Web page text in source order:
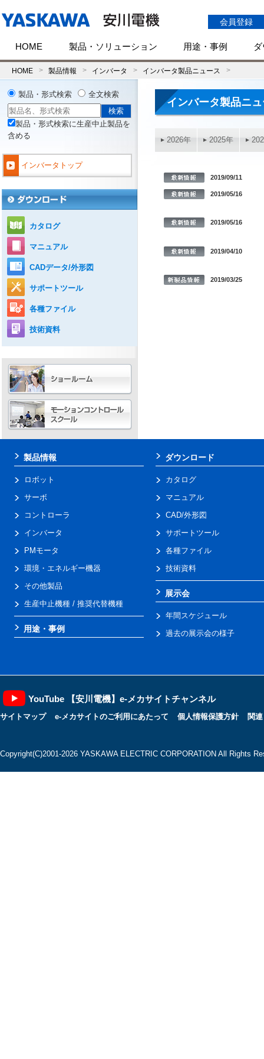
会員登録
HOME 製品・ソリューション 用途・事例
HOME 製品情報 インバータ インバータ製品ニュース
インバータ製品ニ
2026年 2025年
2019/09/11
2019/05/16
2019/05/16
2019/04/10
2019/03/25
製品・形式検索 全文検索
製品・形式検索に生産中止製品を
含める
インバータトップ
カタログ
マニュアル
CADデータ/外形図
サポートツール
各種ファイル
技術資料
製品情報
ロボット
サーボ
コントローラ
インバータ
PMモータ
環境・エネルギー機器
その他製品
生産中止機種 / 推奨代替機種
用途・事例
ダウンロード
カタログ
マニュアル
CAD/外形図
サポートツール
各種ファイル
技術資料
展示会
年間スケジュール
過去の展示会の様子
YouTube 【安川電機】e-メカサイトチャンネル
サイトマップ e-メカサイトのご利用にあたって 個人情報保護方針 関
Copyright(C)2001‐2026 YASKAWA ELECTRIC CORPORATION All Rights